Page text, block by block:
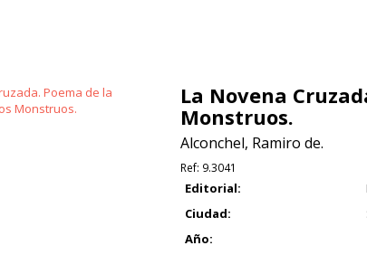
La Novena
Monstruos.
Alconchel, Ramiro de.
Ref: 9.3041
Editorial:
Ciudad:
Año: